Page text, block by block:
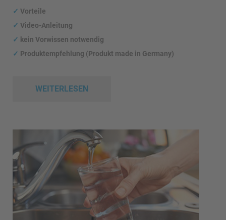
✓ Vorteile
✓ Video-Anleitung
✓ kein Vorwissen notwendig
✓ Produktempfehlung (Produkt made in Germany)
WEITERLESEN